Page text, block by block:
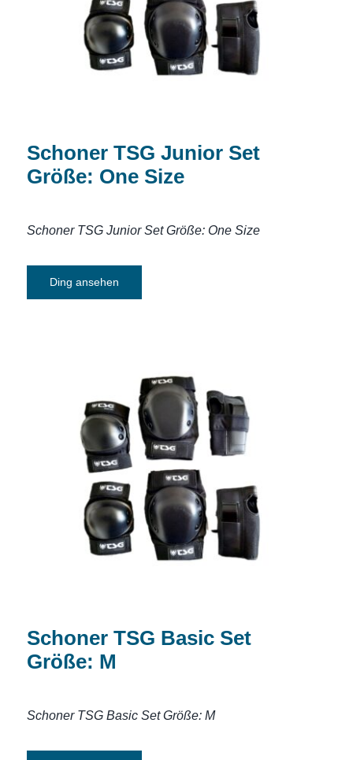
Schoner TSG Junior Set
Größe: One Size
Schoner TSG Junior Set Größe: One Size
Ding ansehen
Schoner TSG Basic Set Größe: M
Schoner TSG Basic Set
Größe: M
Schoner TSG Basic Set Größe: M